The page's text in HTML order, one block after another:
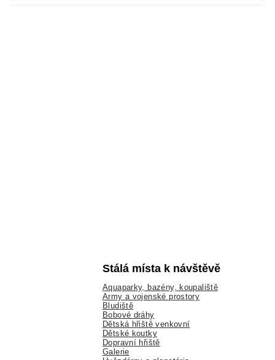
Stálá místa k návštěvě
Aquaparky, bazény, koupaliště
Army a vojenské prostory
Bludiště
Bobové dráhy
Dětská hřiště venkovní
Dětské koutky
Dopravní hřiště
Galerie